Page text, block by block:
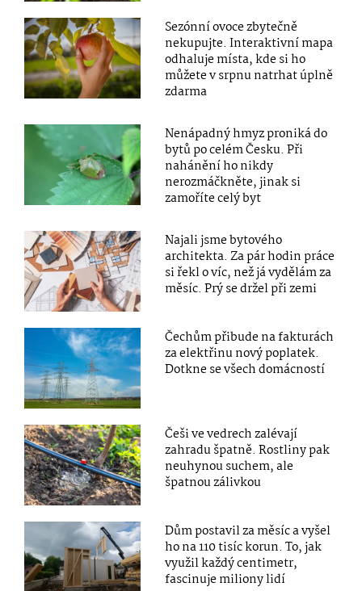
Sezónní ovoce zbytečně
nekupujte. Interaktivní mapa
odhaluje místa, kde si ho
můžete v srpnu natrhat úplně
zdarma
Nenápadný hmyz proniká do
bytů po celém Česku. Při
nahánění ho nikdy
nerozmáčkněte, jinak si
zamoříte celý byt
Najali jsme bytového
architekta. Za pár hodin práce
si řekl o víc, než já vydělám za
měsíc. Prý se držel při zemi
Čechům přibude na fakturách
za elektřinu nový poplatek.
Dotkne se všech domácností
Češi ve vedrech zalévají
zahradu špatně. Rostliny pak
neuhynou suchem, ale
špatnou zálivkou
Dům postavil za měsíc a vyšel
ho na 110 tisíc korun. To, jak
využil každý centimetr,
fascinuje miliony lidí